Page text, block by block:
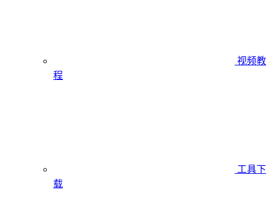
视频教
程
工具下
载